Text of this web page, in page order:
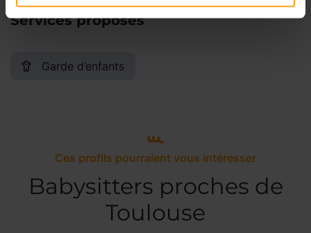
Services proposés
Garde d’enfants
Ces profils pourraient vous intéresser
Babysitters proches de
Toulouse